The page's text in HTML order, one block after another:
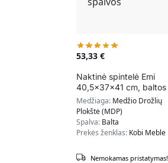
53,33 €
Naktinė spintelė Emi
40,5x37x41 cm, baltos
/ natūralios medžio
spalvos
Medžiaga: Medžio Drožlių
Plokštė (MDP)
Spalva: Balta
Prekės ženklas: Kobi Meble
Nemokamas pristatymas!